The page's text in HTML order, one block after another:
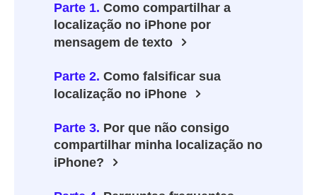
Parte 1. Como compartilhar a
localização no iPhone por
mensagem de texto
Parte 2. Como falsificar sua
localização no iPhone
Parte 3. Por que não consigo
compartilhar minha localização no
iPhone?